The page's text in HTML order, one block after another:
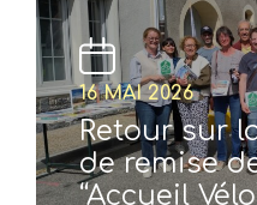
16 MAI 2026
Retour sur
de remise
“Accueil